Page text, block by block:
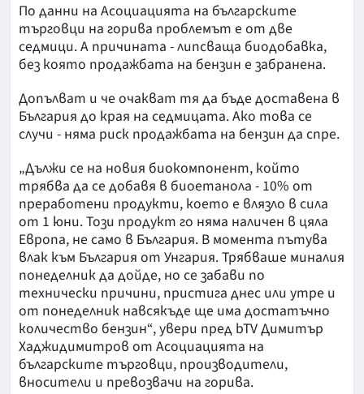
По данни на Асоциацията на българските
търговци на горива проблемът е от две
седмици. А причината - липсваща биодобавка,
без която продажбата на бензин е забранена.
Допълват и че очакват тя да бъде доставена в
България до края на седмицата. Ако това се
случи - няма риск продажбата на бензин да спре.
„Дължи се на новия биокомпонент, който
трябва да се добавя в биоетанола - 10% от
преработени продукти, което е влязло в сила
от 1 юни. Този продукт го няма наличен в цяла
Европа, не само в България. В момента пътува
влак към България от Унгария. Трябваше миналия
понеделник да дойде, но се забави по
технически причини, пристига днес или утре и
от понеделник навсякъде ще има достатъчно
количество бензин“, увери пред bTV Димитър
Хаджидимитров от Асоциацията на
българските търговци, производители,
вносители и превозвачи на горива.